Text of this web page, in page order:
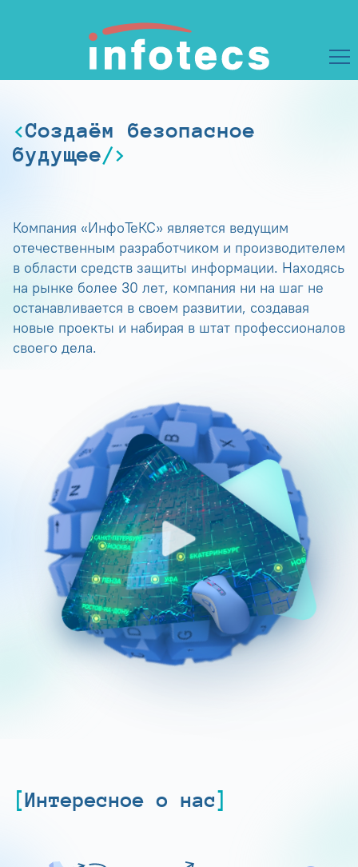
Создаём безопасное
будущее
Компания «ИнфоТеКС» является ведущим
отечественным разработчиком и производителем
в области средств защиты информации. Находясь
на рынке более 30 лет, компания ни на шаг не
останавливается в своем развитии, создавая
новые проекты и набирая в штат профессионалов
своего дела.
Интересное о нас